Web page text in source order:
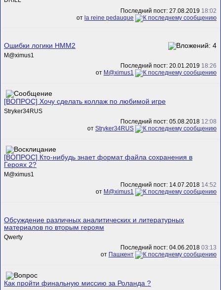
Последний пост: 27.08.2019 18:02
от la reine pedauque
Ошибки логики HMM2
M@ximus1
Последний пост: 20.01.2019 18:26
от M@ximus1
[ВОПРОС] Хочу сделать коллаж по любимой игре
Stryker34RUS
Последний пост: 05.08.2018 12:08
от Stryker34RUS
[ВОПРОС] Кто-нибудь знает формат файла сохранения в
Героях 2?
M@ximus1
Последний пост: 14.07.2018 14:52
от M@ximus1
Обсуждение различных аналитических и литературных
материалов по вторым героям
Qwerty
Последний пост: 04.06.2018 03:13
от Пашкент
Как пройти финальную миссию за Роланда ?